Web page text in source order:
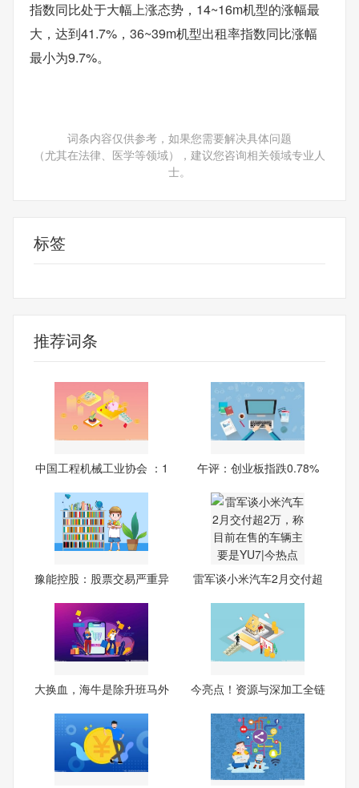
指数同比处于大幅上涨态势，14~16m机型的涨幅最
大，达到41.7%，36~39m机型出租率指数同比涨幅
最小为9.7%。
词条内容仅供参考，如果您需要解决具体问题
（尤其在法律、医学等领域），建议您咨询相关领域专业人
士。
标签
推荐词条
中国工程机械工业协会 ：1
午评：创业板指跌0.78%
豫能控股：股票交易严重异
雷军谈小米汽车2月交付超
大换血，海牛是除升班马外
今亮点！资源与深加工全链